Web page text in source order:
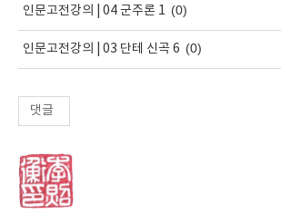
인문고전강의 | 04 군주론 1 (0)
인문고전강의 | 03 단테 신곡 6 (0)
댓글